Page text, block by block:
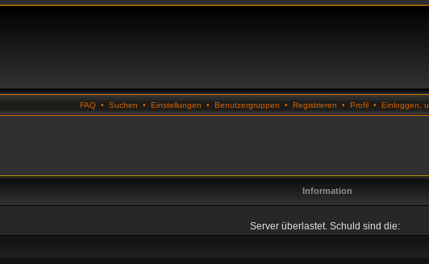
FAQ • Suchen • Einstellungen • Benutzergruppen • Registrieren • Profil • Einloggen,
Information
Server überlastet. Schuld sind die: